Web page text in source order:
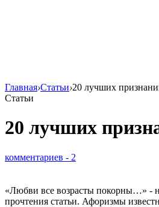
Главная›Статьи›20 лучших
Статьи
20 лучших
комментариев - 2
«Любви все возрасты покорны…» -
прочтения статьи. Афоризмы